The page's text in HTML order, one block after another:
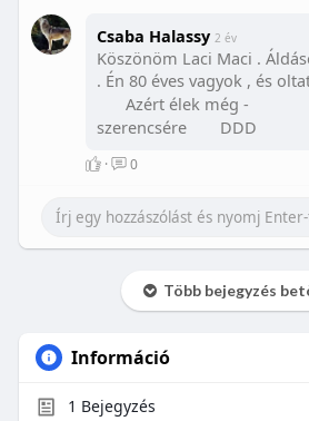
Csaba Halassy 2 év
Köszönöm Laci Maci .
. Én 80 éves vagyok , és
Azért élek még -
szerencsére
DDD
· 0
Több bejegyzés
Információ
1 Bejegyzés